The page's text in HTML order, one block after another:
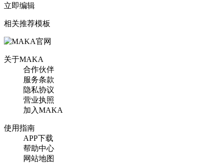
立即编辑
相关推荐模板
关于MAKA
合作伙伴
服务条款
隐私协议
营业执照
加入MAKA
使用指南
APP下载
帮助中心
网站地图